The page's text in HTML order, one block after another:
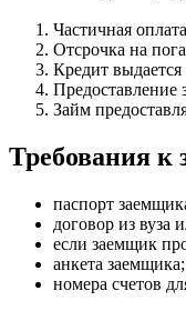
Частичная
Отсрочка на
Кредит
Предоставление
Займ
Требования
паспорт
договор из вуза
если заемщик
анкета заемщика;
номера счетов